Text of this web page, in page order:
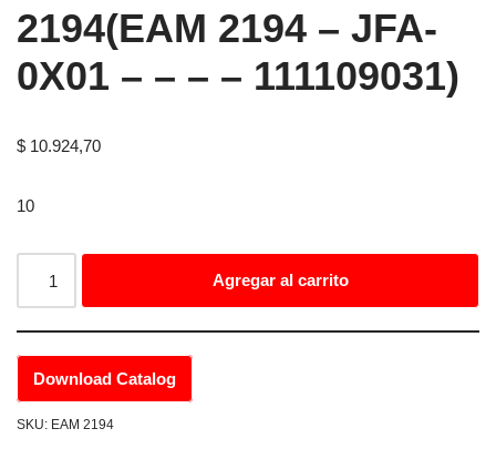
2194(EAM 2194 – JFA-
0X01 – – – – 111109031)
$ 10.924,70
10
Agregar al carrito
Download Catalog
SKU: EAM 2194